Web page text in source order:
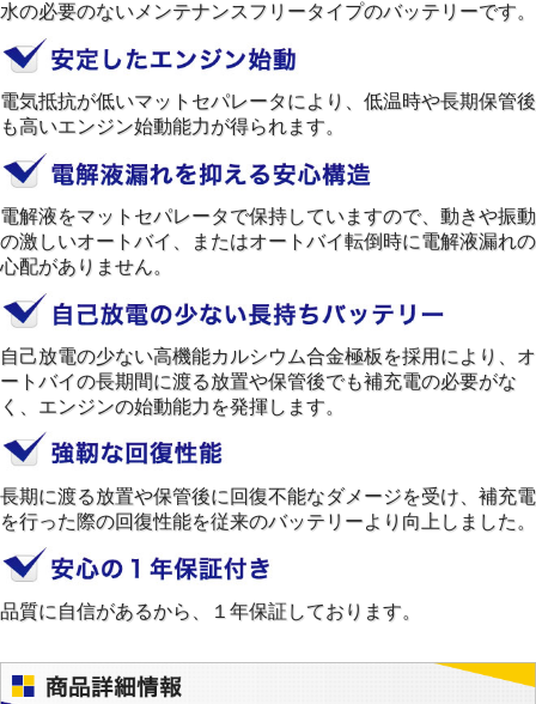
水の必要のないメンテナンスフリータイプのバッテリーです。
電気抵抗が低いマットセパレータにより、低温時や長期保管後
も高いエンジン始動能力が得られます。
電解液をマットセパレータで保持していますので、動きや振動
の激しいオートバイ、またはオートバイ転倒時に電解液漏れの
心配がありません。
自己放電の少ない高機能カルシウム合金極板を採用により、オ
ートバイの長期間に渡る放置や保管後でも補充電の必要がな
く、エンジンの始動能力を発揮します。
長期に渡る放置や保管後に回復不能なダメージを受け、補充電
を行った際の回復性能を従来のバッテリーより向上しました。
品質に自信があるから、１年保証しております。